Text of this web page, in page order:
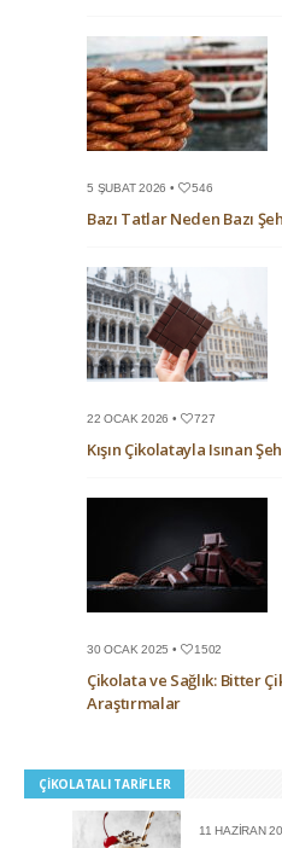
5 ŞUBAT 2026 • 546
Bazı Tatlar Neden Bazı
22 OCAK 2026 • 727
Kışın Çikolatayla Isınan
30 OCAK 2025 • 1502
Çikolata ve Sağlık: Bitter
Araştırmalar
ÇIKOLATALI TARIFLER
11 HAZIRAN